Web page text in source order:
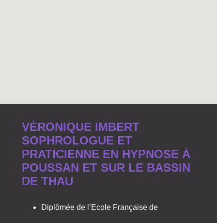
VÉRONIQUE IMBERT
SOPHROLOGUE ET
PRATICIENNE EN HYPNOSE À
POUSSAN ET SUR LE BASSIN
DE THAU
Diplômée de l’Ecole Française de